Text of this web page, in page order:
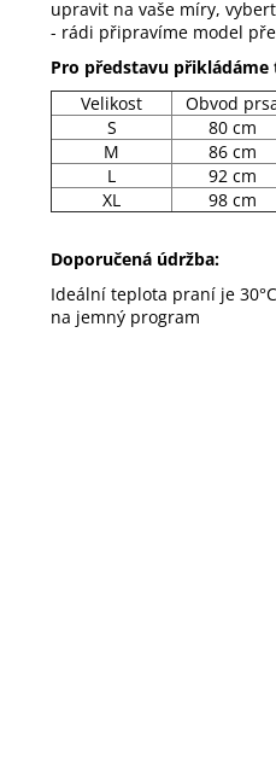
upravit na vaše míry,
- rádi připravíme model
Pro představu
Velikost
Obvod
S
80 cm
M
86 cm
L
92 cm
XL
98 cm
Doporučená údržba:
Ideální teplota praní je
na jemný program